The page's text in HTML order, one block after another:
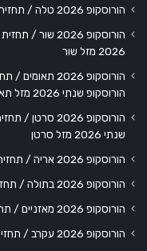
הורוסקופ 2026 טלה / תחזית אסטרולוגיה שנתית מזל טלה
הורוסקופ
2026 מזל שור
הורוסקופ 2026
הורוסקופ שנתי 2026 מזל תאומים
הורוסקופ
שנתי 2026 מזל סרטן
הורוסקופ 2026 אריה / תחזית אסטרולוגיה שנתית מזל אריה
הורוסקופ 2026 בתולה / תחזית אסטרולוגיה שנתית מזל בתולה
הורוסקופ 2026 מאזניים / תחזית אסטרולוגיה שנתית מזל מאזניים
הורוסקופ 2026 עקרב / תחזית אסטרולוגיה שנתית מזל עקרב